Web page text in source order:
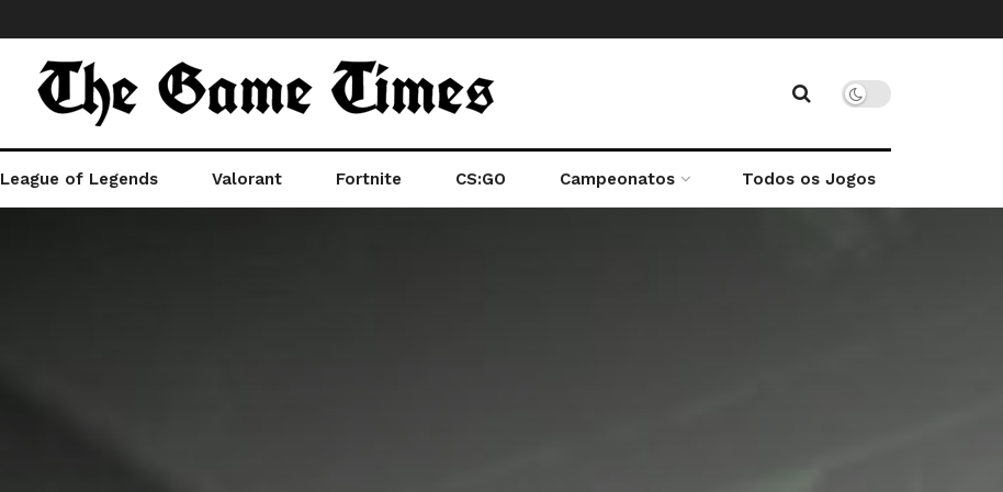
League of Legends Valorant Fortnite CS:GO Campeonatos Todos os Jogos